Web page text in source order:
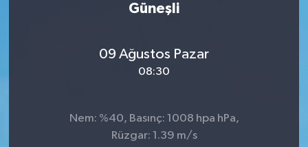
Güneşli
09 Ağustos Pazar
08:30
Nem: %40, Basınç: 1008 hpa hPa,
Rüzgar: 1.39 m/s